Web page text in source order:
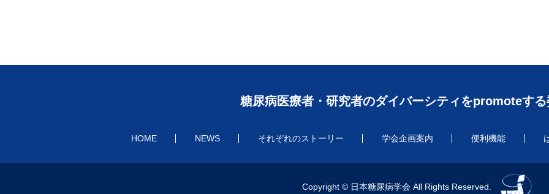
糖尿病医療者・研究者のダイバーシティをpromoteす
HOME NEWS それぞれのストーリー 学会企画案内 便利機能
Copyright © 日本糖尿病学会 All Rights Reserved.